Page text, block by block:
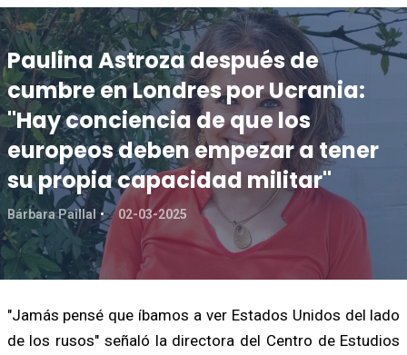
Paulina Astroza después de
cumbre en Londres por Ucrania:
"Hay conciencia de que los
europeos deben empezar a tener
su propia capacidad militar"
Bárbara Paillal 02-03-2025
"Jamás pensé que íbamos a ver Estados Unidos del lado
de los rusos" señaló la directora del Centro de Estudios